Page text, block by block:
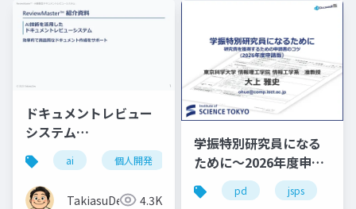
ドキュメントレビュー
システム
ReviewMasterの紹介
資料
ai 個人開発 ドキュメントレビュー
TakiasuDev 4.3K
学振特別研究員になる
ために～2026年度申請
版
pd jsps